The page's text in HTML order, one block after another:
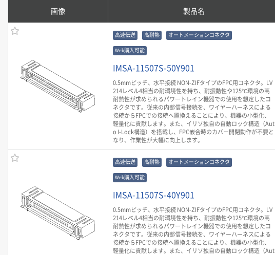
画像 製品名
高速伝送 高耐熱 オートメーションコネクタ
Web購入可能
IMSA-11507S-50Y901
0.5mmピッチ、水平接続 NON-ZIFタイプのFPC用コネクタ。LV
214レベル4相当の耐環境性を持ち、耐振動性や125℃環境の高
耐熱性が求められるパワートレイン機器での使用を想定したコ
ネクタです。従来の内部信号接続を、ワイヤーハーネスによる
接続からFPCでの接続へ置換えることにより、機器の小型化、
軽量化に貢献します。また、イリソ独自の自動ロック構造（Aut
o I-Lock構造）を搭載し、FPC嵌合時のカバー開閉動作が不要と
なり、作業性が大幅に向上します。
高速伝送 高耐熱 オートメーションコネクタ
Web購入可能
IMSA-11507S-40Y901
0.5mmピッチ、水平接続 NON-ZIFタイプのFPC用コネクタ。LV
214レベル4相当の耐環境性を持ち、耐振動性や125℃環境の高
耐熱性が求められるパワートレイン機器での使用を想定したコ
ネクタです。従来の内部信号接続を、ワイヤーハーネスによる
接続からFPCでの接続へ置換えることにより、機器の小型化、
軽量化に貢献します。また、イリソ独自の自動ロック構造（Aut